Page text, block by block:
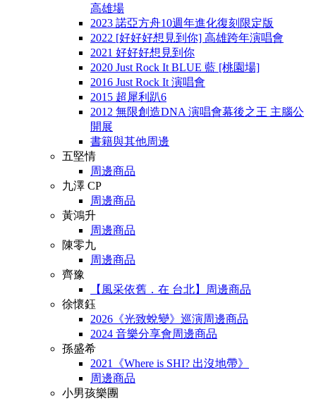
高雄場
2023 諾亞方舟10週年進化復刻限定版
2022 [好好好想見到你] 高雄跨年演唱會
2021 好好好想見到你
2020 Just Rock It BLUE 藍 [桃園場]
2016 Just Rock It 演唱會
2015 超犀利趴6
2012 無限創造DNA 演唱會幕後之王 主腦公
開展
書籍與其他周邊
五堅情
周邊商品
九澤 CP
周邊商品
黃鴻升
周邊商品
陳零九
周邊商品
齊豫
【風采依舊．在 台北】周邊商品
徐懷鈺
2026《光致蛻變》巡演周邊商品
2024 音樂分享會周邊商品
孫盛希
2021《Where is SHI? 出沒地帶》
周邊商品
小男孩樂團